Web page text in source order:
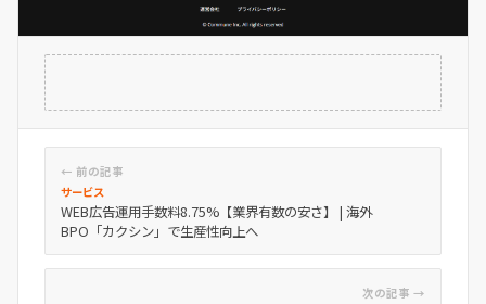
← 前の記事
サービス
WEB広告運用手数料8.75%【業界有数の安さ】 | 海外
BPO「カクシン」で生産性向上へ
次の記事 →